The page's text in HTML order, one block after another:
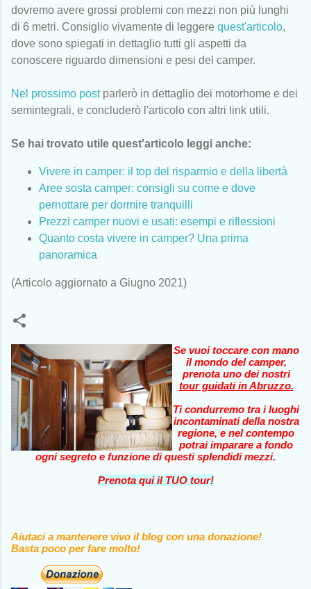
dovremo avere grossi problemi con mezzi non più lunghi
di 6 metri. Consiglio vivamente di leggere quest'articolo,
dove sono spiegati in dettaglio tutti gli aspetti da
conoscere riguardo dimensioni e pesi del camper.
Nel prossimo postparlerò in dettaglio dei motorhome e dei
semintegrali, e concluderò l'articolo con altri link utili.
Se hai trovato utile quest'articolo leggi anche:
Vivere in camper: il top del risparmio e della libertà
Aree sosta camper: consigli su come e dove
pernottare per dormire tranquilli
Prezzi camper nuovi e usati: esempi e riflessioni
Quanto costa vivere in camper? Una prima
panoramica
(Articolo aggiornato a Giugno 2021)
Se vuoi toccare con mano
il mondo del camper,
prenota uno dei nostri
tour guidati in Abruzzo.
Ti condurremo tra i luoghi
incontaminati della nostra
regione, e nel contempo
potrai imparare a fondo
ogni segreto e funzione di questi splendidi mezzi.
Prenota qui il TUO tour!
Aiutaci a mantenere vivo il blog con una donazione!
Basta poco per fare molto!